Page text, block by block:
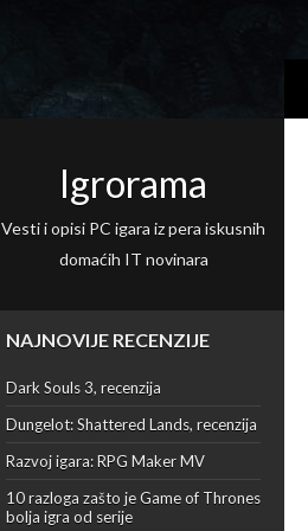
Igrorama
Vesti i opisi PC igara iz pera iskusnih
domaćih IT novinara
NAJNOVIJE RECENZIJE
Dark Souls 3, recenzija
Dungelot: Shattered Lands, recenzija
Razvoj igara: RPG Maker MV
10 razloga zašto je Game of Thrones
bolja igra od serije